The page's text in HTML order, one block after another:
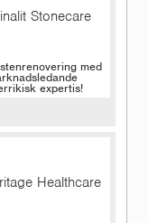
med
expertis!